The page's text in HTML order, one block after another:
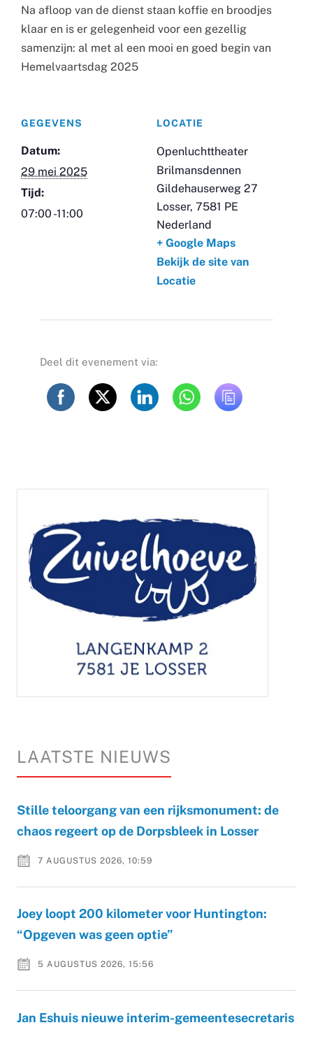
Na afloop van de dienst staan koffie en broodjes
klaar en is er gelegenheid voor een gezellig
samenzijn: al met al een mooi en goed begin van
Hemelvaartsdag 2025
GEGEVENS
Datum:
29 mei 2025
Tijd:
07:00 -11:00
LOCATIE
Openluchttheater
Brilmansdennen
Gildehauserweg 27
Losser, 7581 PE
Nederland
+ Google Maps
Bekijk de site van
Locatie
Deel dit evenement via:
LAATSTE NIEUWS
Stille teloorgang van een rijksmonument: de
chaos regeert op de Dorpsbleek in Losser
7 AUGUSTUS 2026, 10:59
Joey loopt 200 kilometer voor Huntington:
“Opgeven was geen optie”
5 AUGUSTUS 2026, 15:56
Jan Eshuis nieuwe interim-gemeentesecretaris